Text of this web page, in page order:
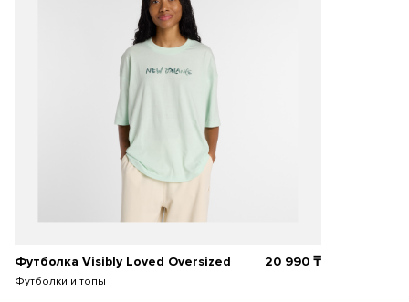
Футболка Visibly Loved Oversized
Футболки и топы
20 990₸